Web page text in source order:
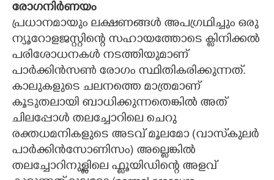
രോഗനിര്‍ണയം
പ്രധാനമായും ലക്ഷണങ്ങള്‍ അപഗ്രഥിച്ചും ഒരു
ന്യൂറോളജസ്റ്റിന്റെ സഹായത്തോടെ ക്ലിനിക്കല്‍
പരിശോധനകള്‍ നടത്തിയുമാണ്
പാര്‍ക്കിന്‍സണ്‍ രോഗം സ്ഥിതികരിക്കുന്നത്.
കാലുകളുടെ ചലനത്തെ മാത്രമാണ്
കൂടുതലായി ബാധിക്കുന്നതെങ്കില്‍ അത്
ചിലപ്പോള്‍ തലച്ചോറിലെ ചെറു
രക്തധമനികളുടെ അടവ് മൂലമോ (വാസ്‌കുലര്‍
പാര്‍ക്കിന്‍സോണിസം) അല്ലെങ്കില്‍
തലച്ചോറിനുള്ളിലെ ഫ്ലൂയിഡിന്റെ അളവ്